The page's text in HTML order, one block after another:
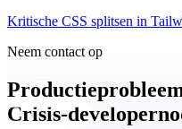
Kritische CSS splitsen in
Neem contact op
Crisis-developer